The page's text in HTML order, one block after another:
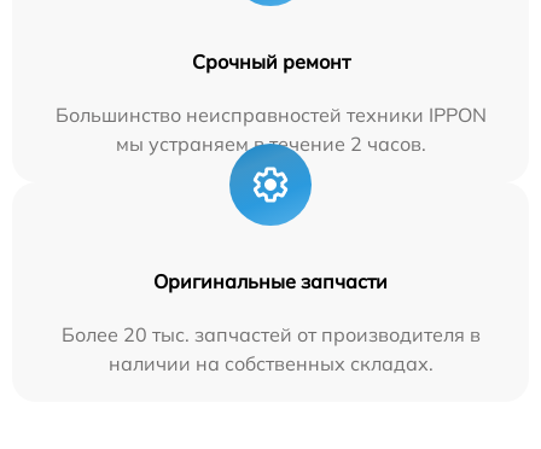
Срочный ремонт
Большинство неисправностей техники IPPON
мы устраняем в течение 2 часов.
Оригинальные запчасти
Более 20 тыс. запчастей от производителя в
наличии на собственных складах.